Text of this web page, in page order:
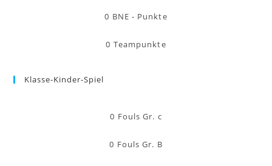
0 BNE - Punkte
0 Teampunkte
Klasse-Kinder-Spiel
0 Fouls Gr. c
0 Fouls Gr. B